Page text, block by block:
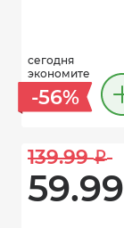
сегодня
экономите
-56%
139.99 i
59.99